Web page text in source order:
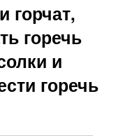
горчат,
горечь
и
горечь